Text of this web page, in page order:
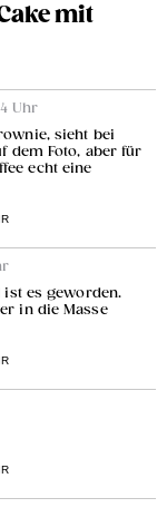
mit
Uhr
sieht bei
dem Foto, aber für
echt eine
ist es geworden.
in die Masse